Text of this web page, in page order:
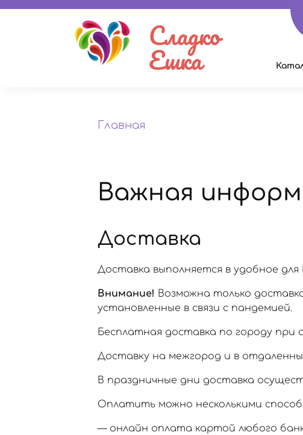
Сладко
Ешка
Главная
Важная
Доставка
Доставка выполняется в удобное для
Внимание! Возможна только
установленные в связи с пандемией.
Бесплатная доставка по городу при
Доставку на межгород и в
В праздничные дни доставка
Оплатить можно несколькими
— онлайн оплата картой любого